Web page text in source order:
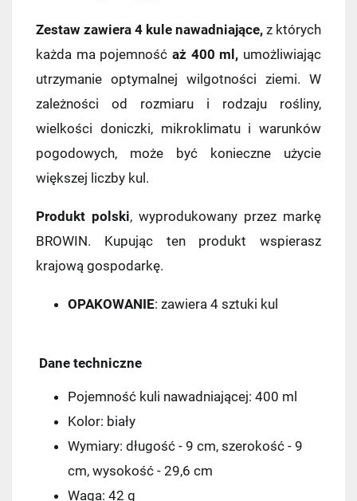
Zestaw zawiera 4 kule nawadniające, z których
każda ma pojemność aż 400 ml, umożliwiając
utrzymanie optymalnej wilgotności ziemi. W
zależności od rozmiaru i rodzaju rośliny,
wielkości doniczki, mikroklimatu i warunków
pogodowych, może być konieczne użycie
większej liczby kul.
Produkt polski, wyprodukowany przez markę
BROWIN. Kupując ten produkt wspierasz
krajową gospodarkę.
OPAKOWANIE: zawiera 4 sztuki kul
Dane techniczne
Pojemność kuli nawadniającej: 400 ml
Kolor: biały
Wymiary: długość - 9 cm, szerokość - 9
cm, wysokość - 29,6 cm
Waga: 42 g